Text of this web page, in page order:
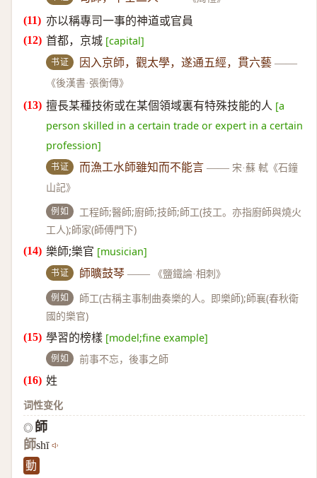
亦以稱專司一事的神道或官員
首都，京城 [capital]
书证 因入京師，觀太學，遂通五經，貫六藝 ——
《後漢書·張衡傳》
擅長某種技術或在某個領域裏有特殊技能的人 [a
person skilled in a certain trade or expert in a certain
profession]
书证 而漁工水師雖知而不能言 —— 宋·蘇 軾《石鐘
山記》
例如
工程師;醫師;廚師;技師;師工(技工。亦指廚師與燒火
工人);師家(師傅門下)
樂師;樂官 [musician]
书证 師曠鼓琴 —— 《鹽鐵論·相刺》
例如
師工(古稱主事制曲奏樂的人。即樂師);師襄(春秋衛
國的樂官)
學習的榜樣 [model;fine example]
例如 前事不忘，後事之師
姓
词性变化
◎ 師
師shī
動